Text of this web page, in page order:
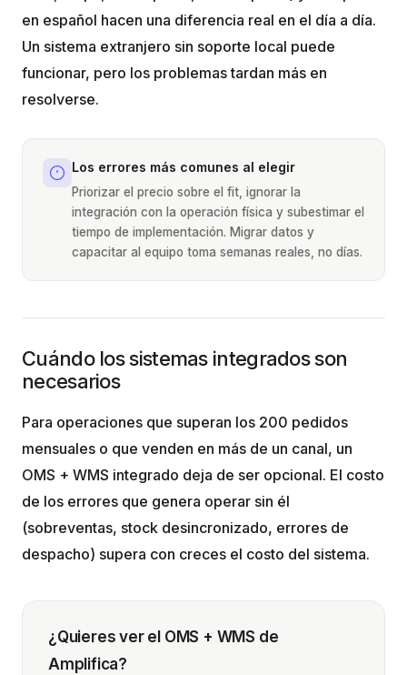
en español hacen una diferencia real en el día a día.
Un sistema extranjero sin soporte local puede
funcionar, pero los problemas tardan más en
resolverse.
Los errores más comunes al elegir
Priorizar el precio sobre el fit, ignorar la
integración con la operación física y subestimar el
tiempo de implementación. Migrar datos y
capacitar al equipo toma semanas reales, no días.
Cuándo los sistemas integrados son
necesarios
Para operaciones que superan los 200 pedidos
mensuales o que venden en más de un canal, un
OMS + WMS integrado deja de ser opcional. El costo
de los errores que genera operar sin él
(sobreventas, stock desincronizado, errores de
despacho) supera con creces el costo del sistema.
¿Quieres ver el OMS + WMS de
Amplifica?